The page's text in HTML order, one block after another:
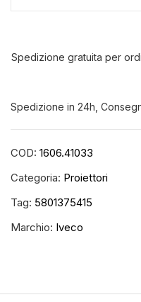
Spedizione gratuita per
Spedizione in 24h,
COD: 1606.41033
Categoria: Proiettori
Tag: 5801375415
Marchio: Iveco